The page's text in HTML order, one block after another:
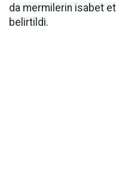
da mermilerin isabet
belirtildi.